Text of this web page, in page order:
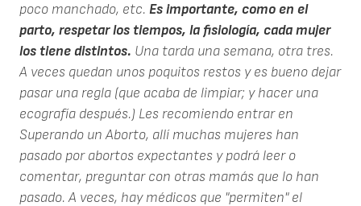
poco manchado, etc. Es importante, como en el
parto, respetar los tiempos, la fisiología, cada mujer
los tiene distintos. Una tarda una semana, otra tres.
A veces quedan unos poquitos restos y es bueno dejar
pasar una regla (que acaba de limpiar; y hacer una
ecografía después.) Les recomiendo entrar en
Superando un Aborto, allí muchas mujeres han
pasado por abortos expectantes y podrá leer o
comentar, preguntar con otras mamás que lo han
pasado. A veces, hay médicos que "permiten" el